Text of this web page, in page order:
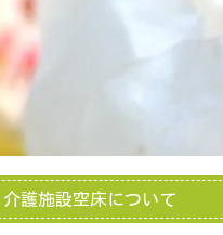
介護施設空床について